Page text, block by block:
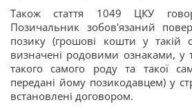
Також стаття 1049 ЦКУ
Позичальник зобов'язаний
позику (грошові кошти у такій
визначені родовими ознаками, у
такого самого роду та такої
передані йому позикодавцем) у
встановлені договором.